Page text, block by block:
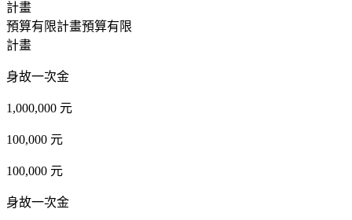
計畫
預算有限計畫預算有限
計畫
身故一次金
1,000,000 元
100,000 元
100,000 元
身故一次金